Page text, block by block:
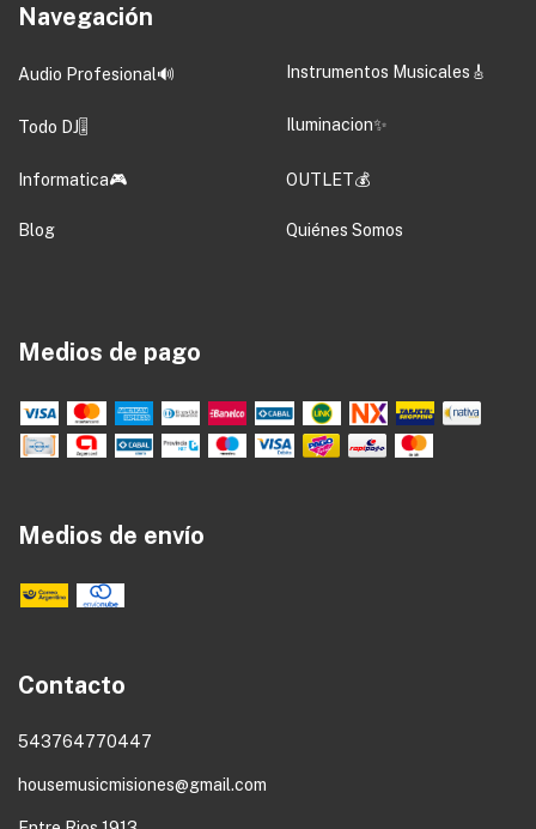
Navegación
Audio Profesional🔊 Instrumentos Musicales🎸
Todo DJ🎚️ Iluminacion✨
Informatica🎮 OUTLET💰
Blog Quiénes Somos
Medios de pago
Medios de envío
Contacto
543764770447
housemusicmisiones@gmail.com